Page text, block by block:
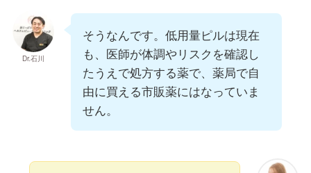
Dr.石川
そうなんです。低用量ピルは現在
も、医師が体調やリスクを確認し
たうえで処方する薬で、薬局で自
由に買える市販薬にはなっていま
せん。